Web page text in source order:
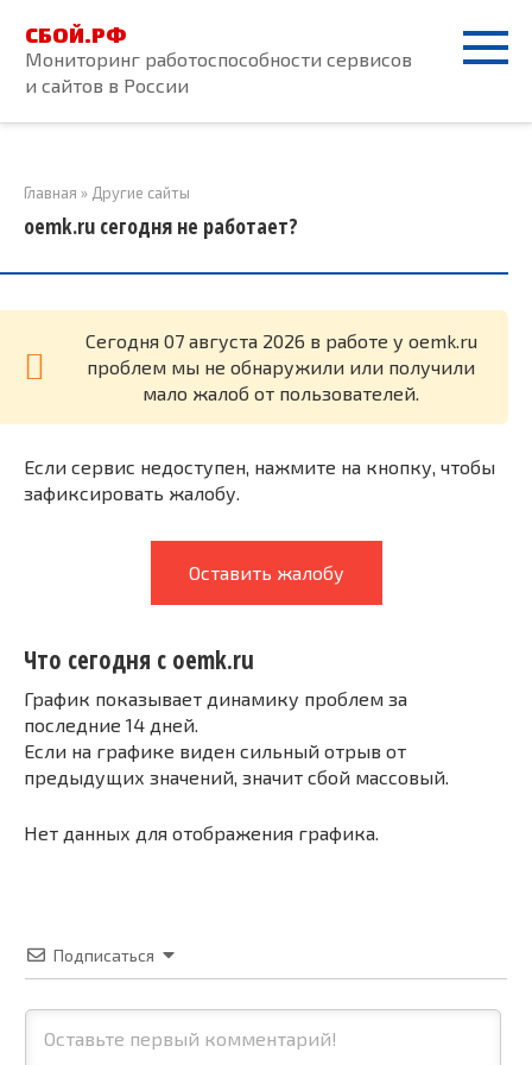
контенту
СБОЙ.РФ
Мониторинг работоспособности сервисов
и сайтов в России
Главная » Другие сайты
oemk.ru сегодня не работает?
Cегодня 07 августа 2026 в работе у oemk.ru
проблем мы не обнаружили или получили
мало жалоб от пользователей.
Если сервис недоступен, нажмите на кнопку, чтобы
зафиксировать жалобу.
Оставить жалобу
Что сегодня с oemk.ru
График показывает динамику проблем за
последние 14 дней.
Если на графике виден сильный отрыв от
предыдущих значений, значит сбой массовый.
Нет данных для отображения графика.
Подписаться